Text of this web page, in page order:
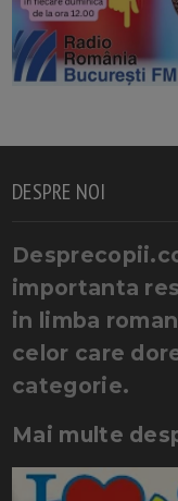
DESPRE NOI
importanta
in limba
celor care
categorie.
Mai multe